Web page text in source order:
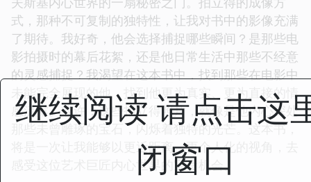
式，那种不可复制的独特性，让我对书中的影像充满
了期待。我好奇，他会选择捕捉哪些瞬间？是那些电
影拍摄时的幕后花絮，还是他日常生活中那些不经意
的灵感捕捉？我渴望在这本书中，找到那些在电影中
未能完全展现的他，找到他更为真实、更为直接的情
感流露。或许，这些拍立得照片，就像是他内心深处
那些未曾雕琢的宝石，闪烁着独特的光芒。这本书，
将是一次让我能够以更近距离、更个人化的视角，去
感受这位艺术巨匠内心世界的宝贵机会。
继续阅读 请点击这
闭窗口